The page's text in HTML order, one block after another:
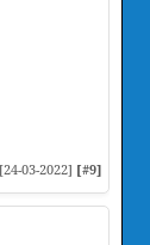
03-2022] [#9]